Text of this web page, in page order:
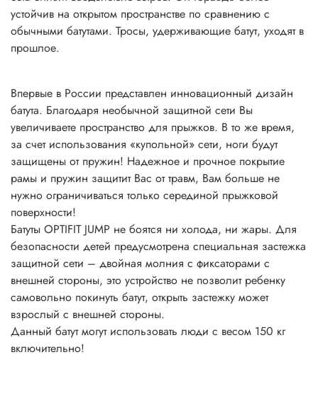
устойчив на открытом пространстве по сравнению с
обычными батутами. Тросы, удерживающие батут, уходят в
прошлое.
Впервые в России представлен инновационный дизайн
батута. Благодаря необычной защитной сети Вы
увеличиваете пространство для прыжков. В то же время,
за счет использования «купольной» сети, ноги будут
защищены от пружин! Надежное и прочное покрытие
рамы и пружин защитит Вас от травм, Вам больше не
нужно ограничиваться только серединой прыжковой
поверхности!
Батуты OPTIFIT JUMP не боятся ни холода, ни жары. Для
безопасности детей предусмотрена специальная застежка
защитной сети – двойная молния с фиксаторами с
внешней стороны, это устройство не позволит ребенку
самовольно покинуть батут, открыть застежку может
взрослый с внешней стороны.
Данный батут могут использовать люди с весом 150 кг
включительно!